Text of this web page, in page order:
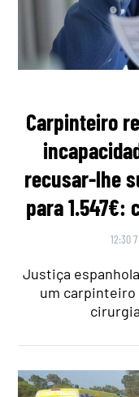
Carpinteiro
recusar-lhe
para 1.547€:
12:30
Justiça
um carpinteiro